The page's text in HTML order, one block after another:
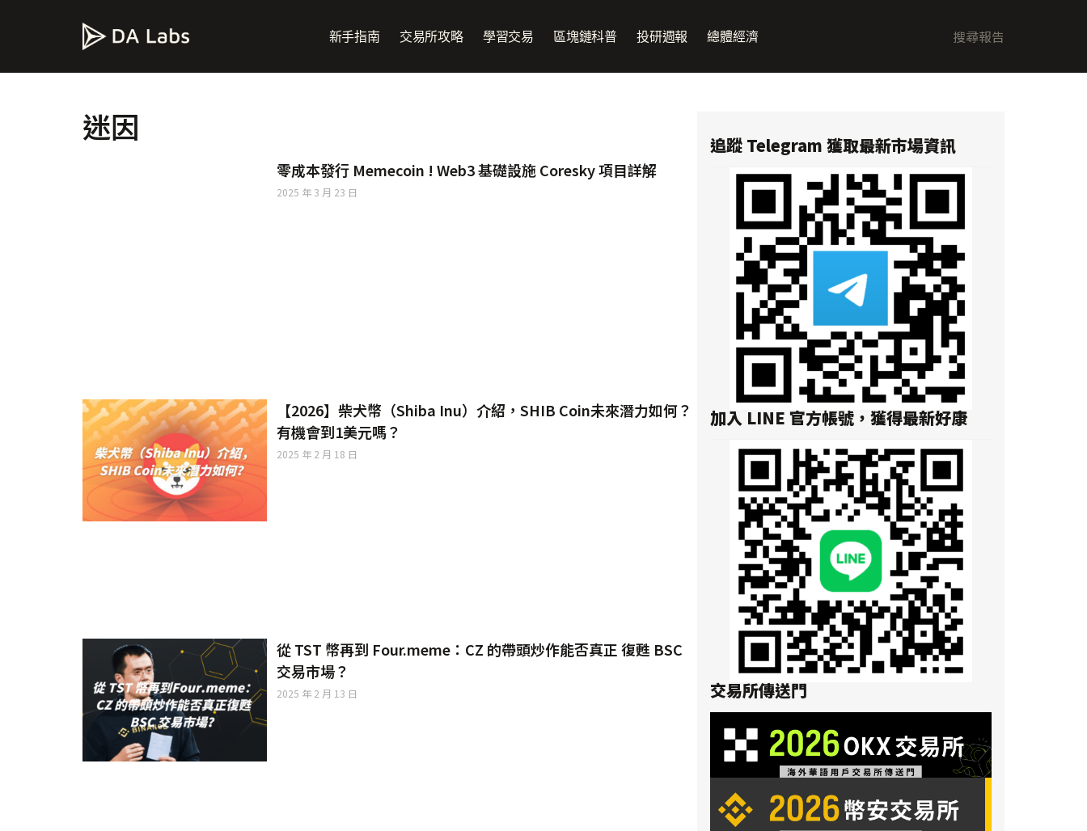
新手指南 交易所攻略 學習交易 區塊鏈科普 投研週報 總體經濟
迷因
零成本發行 Memecoin ! Web3 基礎設施 Coresky 項目詳解
2025 年 3 月 23 日
【2026】柴犬幣（Shiba Inu）介紹，SHIB Coin未來潛力如何？
有機會到1美元嗎？
2025 年 2 月 18 日
從 TST 幣再到 Four.meme：CZ 的帶頭炒作能否真正 復甦 BSC
交易市場？
2025 年 2 月 13 日
追蹤 Telegram 獲取最新市場資訊
加入 LINE 官方帳號，獲得最新好康
交易所傳送門